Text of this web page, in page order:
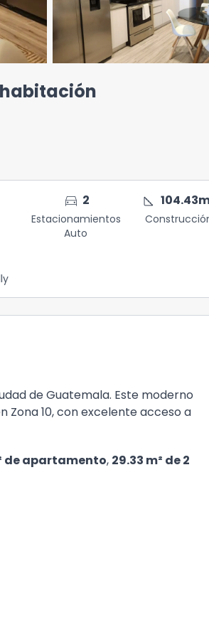
habitación
directions_car 2
Estacionamientos
Auto
square_foot 104.43
de Guatemala. Este moderno
10, con excelente acceso a
de apartamento, 29.33 m² de 2